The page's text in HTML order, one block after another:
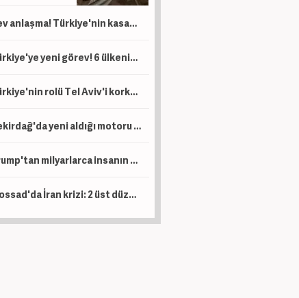
Dev anlaşma! Türkiye'nin kasasına servet akacak! Bir ülkeden daha petrol sürprizi
Türkiye'ye yeni görev! 6 ülkenin askerleri İstanbul'da konuşlanacak! Resmen duyuruldu
Türkiye'nin rolü Tel Aviv'i korkuttu! İsrail, Türkiye'ye karşı harekete geçti!
Tekirdağ'da yeni aldığı motoru mezarı oldu: Feci kaza anları kamerada
Trump'tan milyarlarca insanın beklediği İran duyurusu! 'Yakında' deyip ilan etti
Mossad'da İran krizi: 2 üst düzey yetkili görevden alındı